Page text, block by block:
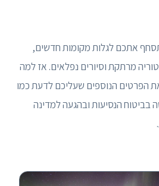
אתכם לגלות מקומות חדשים,
מרתקת וסיורים נפלאים. אז למה
הפרטים הנוספים שעליכם לדעת כמו
בביטוח הנסיעות ובהגעה למדינה